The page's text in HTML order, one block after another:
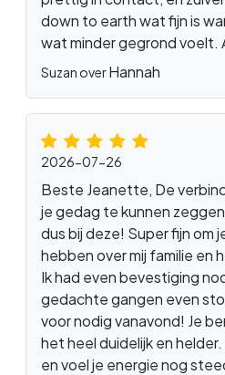
down to earth wat fijn is
wat minder gegrond voelt.
Suzan overHannah
2026-07-26
Beste Jeanette, De
je gedag te kunnen
dus bij deze! Super fijn om
hebben over mij familie en
Ik had even bevestiging
gedachte gangen even
voor nodig vanavond! Je
het heel duidelijk en
en voel je energie nog